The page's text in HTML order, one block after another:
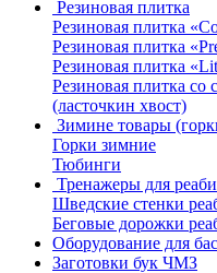
Резиновая плитка
Резиновая плитка
Резиновая плитка
Резиновая плитка
Резиновая плитка
(ласточкин хвост)
Зимине товары
Горки зимние
Тюбинги
Тренажеры для
Шведские стенки
Беговые дорожки
Оборудование для
Заготовки бук ЧМЗ